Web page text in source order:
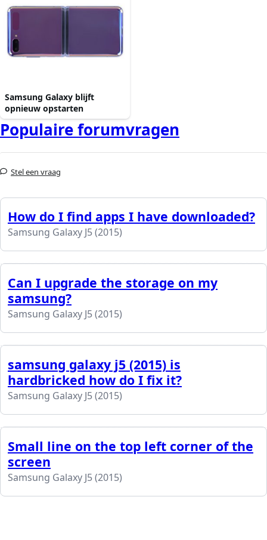
Samsung Galaxy blijft
opnieuw opstarten
Populaire forumvragen
Stel een vraag
How do I find apps I have downloaded?
Samsung Galaxy J5 (2015)
Can I upgrade the storage on my
samsung?
Samsung Galaxy J5 (2015)
samsung galaxy j5 (2015) is
hardbricked how do I fix it?
Samsung Galaxy J5 (2015)
Small line on the top left corner of the
screen
Samsung Galaxy J5 (2015)